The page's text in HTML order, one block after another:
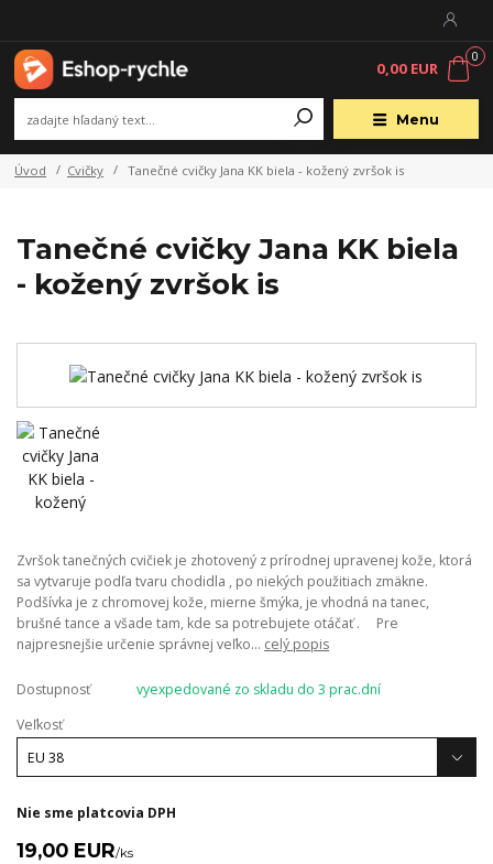
Menu
0
0,00 EUR
Úvod Cvičky Tanečné cvičky Jana KK biela - kožený zvršok is
Tanečné cvičky Jana KK biela
- kožený zvršok is
Zvršok tanečných cvičiek je zhotovený z prírodnej upravenej kože, ktorá
sa vytvaruje podľa tvaru chodidla , po niekých použitiach zmäkne.
Podšívka je z chromovej kože, mierne šmýka, je vhodná na tanec,
brušné tance a všade tam, kde sa potrebujete otáčať . Pre
najpresnejšie určenie správnej veľko... celý popis
Dostupnosť
vyexpedované zo skladu do 3 prac.dní
Veľkosť
Nie sme platcovia DPH
19,00 EUR/ks